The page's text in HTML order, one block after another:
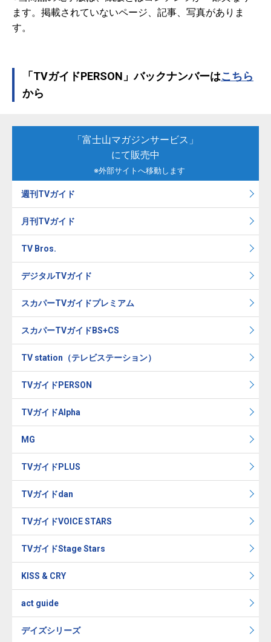
ます。掲載されていないページ、記事、写真がありま
す。
「TVガイドPERSON」バックナンバーはこちら
から
「富士山マガジンサービス」
にて販売中
※外部サイトへ移動します
週刊TVガイド
月刊TVガイド
TV Bros.
デジタルTVガイド
スカパーTVガイドプレミアム
スカパーTVガイドBS+CS
TV station（テレビステーション）
TVガイドPERSON
TVガイドAlpha
MG
TVガイドPLUS
TVガイドdan
TVガイドVOICE STARS
TVガイドStage Stars
KISS & CRY
act guide
デイズシリーズ